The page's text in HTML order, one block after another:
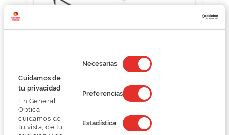
Cuidamos de
tu privacidad
En General
Optica
cuidamos de
tu vista, de tu
de
consentimiento
Necesarias
Preferencias
Estadística
Fila VF9943
O preço inclui apenas a armação
76,12 €
101,50 €